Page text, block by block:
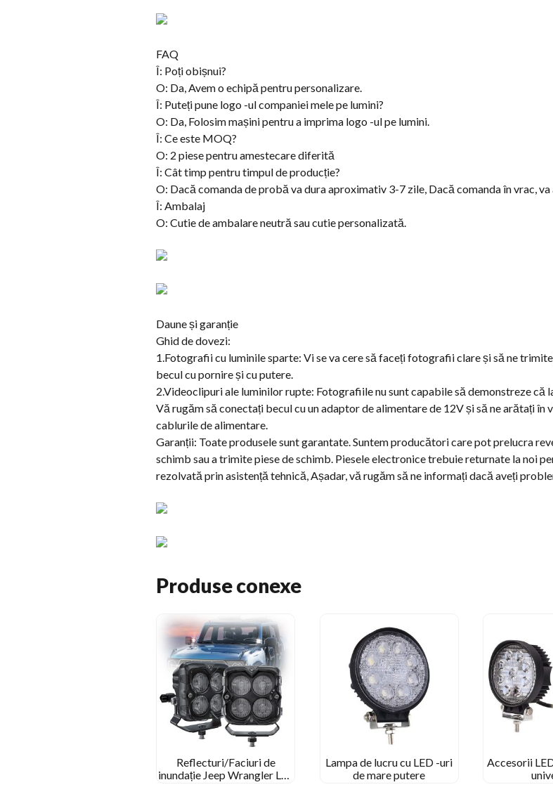
FAQ
Î: Poți obișnui?
O: Da, Avem o echipă pentru personalizare.
Î: Puteți pune logo -ul companiei mele pe lumini?
O: Da, Folosim mașini pentru a imprima logo -ul pe lumini.
Î: Ce este MOQ?
O: 2 piese pentru amestecare diferită
Î: Cât timp pentru timpul de producție?
O: Dacă comanda de probă va dura aproximativ 3-7 zile, Dacă comanda în vrac, va
Î: Ambalaj
O: Cutie de ambalare neutră sau cutie personalizată.
Daune și garanție
Ghid de dovezi:
1.Fotografii cu luminile sparte: Vi se va cere să faceți fotografii clare și să ne
becul cu pornire și cu putere.
2.Videoclipuri ale luminilor rupte: Fotografiile nu sunt capabile să demonstreze că
Vă rugăm să conectați becul cu un adaptor de alimentare de 12V și să ne arătați
cablurile de alimentare.
Garanții: Toate produsele sunt garantate. Suntem producători care pot prelucra
schimb sau a trimite piese de schimb. Piesele electronice trebuie returnate la noi
rezolvată prin asistență tehnică, Așadar, vă rugăm să ne informați dacă aveți
Produse conexe
Reflecturi/Faciuri de
inundație Jeep Wrangler Led
Lampa de lucru cu LED -uri
de mare putere
Accesorii